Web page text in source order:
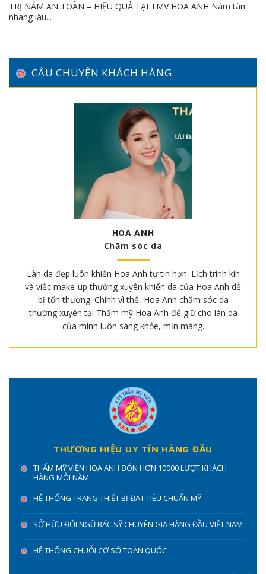
TRỊ NÁM AN TOÀN – HIỆU QUẢ TẠI TMV HOA ANH Nám tàn
nhang lâu...
CÂU CHUYỆN KHÁCH HÀNG
HOA ANH
Chăm sóc da
Làn da đẹp luôn khiến Hoa Anh tự tin hơn. Lịch trình kín
và việc make-up thường xuyên khiến da của Hoa Anh dễ
bị tổn thương. Chính vì thế, Hoa Anh chăm sóc da
thường xuyên tại Thẩm mỹ Hoa Anh để giữ cho làn da
của mình luôn sáng khỏe, mịn màng.
THƯƠNG HIỆU UY TÍN HÀNG ĐẦU
THẨM MỸ VIỆN HOA ANH ĐÓN HƠN 10000 LƯỢT KHÁCH
HÀNG MỖI NĂM
HỆ THỐNG TRANG THIẾT BỊ ĐẠT TIÊU CHUẨN MỸ
SỞ HỮU ĐỘI NGŨ BÁC SỸ CHUYÊN GIA HÀNG ĐẦU VIỆT NAM
HỆ THỐNG CHUỖI CƠ SỞ TOÀN QUỐC